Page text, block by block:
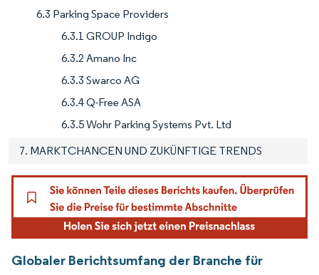
6.3 Parking Space Providers
6.3.1 GROUP Indigo
6.3.2 Amano Inc
6.3.3 Swarco AG
6.3.4 Q-Free ASA
6.3.5 Wohr Parking Systems Pvt. Ltd
7. MARKTCHANCEN UND ZUKÜNFTIGE TRENDS
Globaler Berichtsumfang der Branche für